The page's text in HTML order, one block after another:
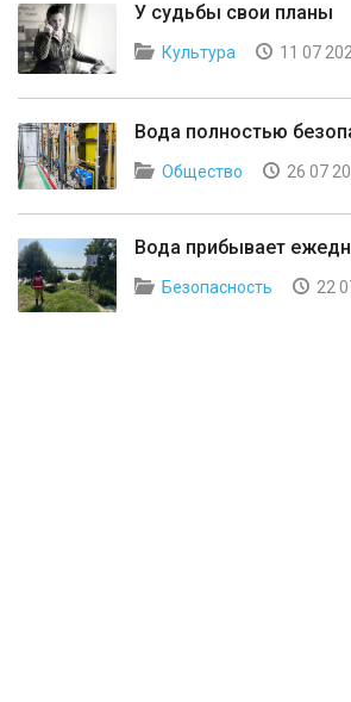
У судьбы свои планы
Культура 11 07
Вода полностью
Общество 26 07
Вода прибывает
Безопасность 22